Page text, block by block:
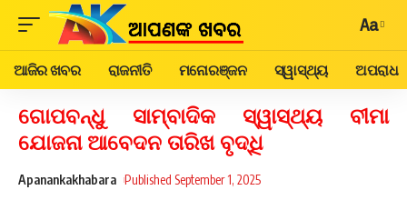
Aa
ଆଜିର ଖବର ରାଜନୀତି ମନୋରଞ୍ଜନ ସ୍ୱାସ୍ଥ୍ୟ ଅପରାଧ
ଗୋପବନ୍ଧୁ ସାମ୍ବାଦିକ ସ୍ୱାସ୍ଥ୍ୟ ବୀମା
ଯୋଜନା ଆବେଦନ ତାରିଖ ବୃଦ୍ଧି
Apanankakhabara Published September 1, 2025